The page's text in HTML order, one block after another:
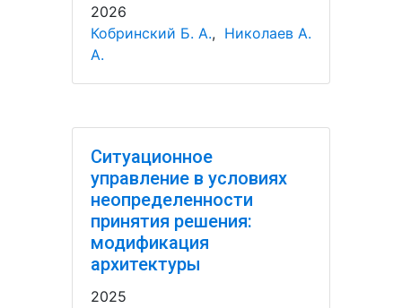
2026
Кобринский Б. А., Николаев А.
А.
Ситуационное
управление в условиях
неопределенности
принятия решения:
модификация
архитектуры
2025